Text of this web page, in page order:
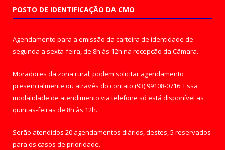
POSTO DE IDENTIFICAÇÃO DA CMO
Agendamento para a emissão da carteira de identidade de
segunda a sexta-feira, de 8h às 12h na recepção da Câmara.
Moradores da zona rural, podem solicitar agendamento
presencialmente ou através do contato (93) 99108-0716. Essa
modalidade de atendimento via telefone só está disponível as
quintas-feiras de 8h às 12h.
Serão atendidos 20 agendamentos diários, destes, 5 reservados
para os casos de prioridade.